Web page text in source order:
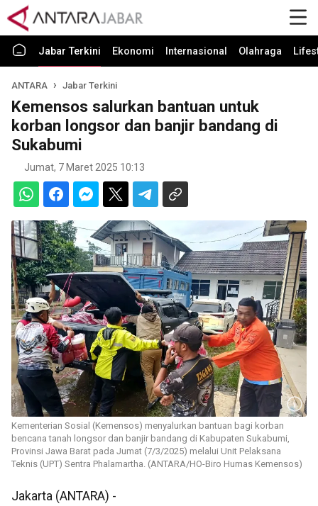
Jabar Terkini Ekonomi Internasional Olahraga
ANTARA Jabar Terkini
Kemensos salurkan bantuan untuk
korban longsor dan banjir bandang di
Sukabumi
Jumat, 7 Maret 2025 10:13
Kementerian Sosial (Kemensos) menyalurkan bantuan bagi korban
bencana tanah longsor dan banjir bandang di Kabupaten Sukabumi,
Provinsi Jawa Barat pada Jumat (7/3/2025) melalui Unit Pelaksana
Teknis (UPT) Sentra Phalamartha. (ANTARA/HO-Biro Humas Kemensos)
Jakarta (ANTARA) -